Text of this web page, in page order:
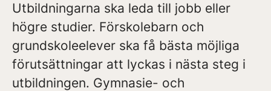
Utbildningarna ska leda till jobb eller
högre studier. Förskolebarn och
grundskoleelever ska få bästa möjliga
förutsättningar att lyckas i nästa steg i
utbildningen. Gymnasie- och